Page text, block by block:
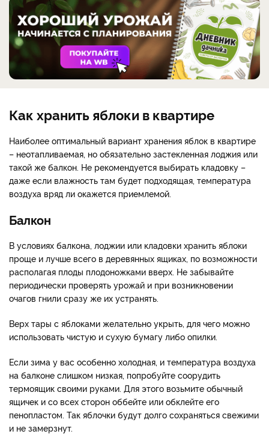
Как хранить яблоки в квартире
Наиболее оптимальный вариант хранения яблок в квартире
– неотапливаемая, но обязательно застекленная лоджия или
такой же балкон. Не рекомендуется выбирать кладовку –
даже если влажность там будет подходящая, температура
воздуха вряд ли окажется приемлемой.
Балкон
В условиях балкона, лоджии или кладовки хранить яблоки
проще и лучше всего в деревянных ящиках, по возможности
располагая плоды плодоножками вверх. Не забывайте
периодически проверять урожай и при возникновении
очагов гнили сразу же их устранять.
Верх тары с яблоками желательно укрыть, для чего можно
использовать чистую и сухую бумагу либо опилки.
Если зима у вас особенно холодная, и температура воздуха
на балконе слишком низкая, попробуйте соорудить
термоящик своими руками. Для этого возьмите обычный
ящичек и со всех сторон оббейте или обклейте его
пенопластом. Так яблочки будут долго сохраняться свежими
и не замерзнут.